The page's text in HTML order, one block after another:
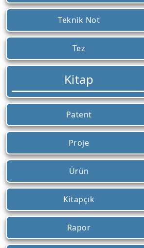
Teknik Not
Tez
Kitap
Patent
Proje
Ürün
Kitapçık
Rapor